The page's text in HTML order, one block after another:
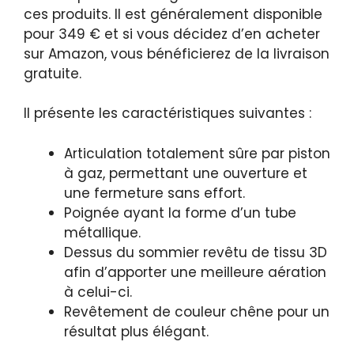
ces produits. Il est généralement disponible
pour 349 € et si vous décidez d’en acheter
sur Amazon, vous bénéficierez de la livraison
gratuite.
Il présente les caractéristiques suivantes :
Articulation totalement sûre par piston
à gaz, permettant une ouverture et
une fermeture sans effort.
Poignée ayant la forme d’un tube
métallique.
Dessus du sommier revêtu de tissu 3D
afin d’apporter une meilleure aération
à celui-ci.
Revêtement de couleur chêne pour un
résultat plus élégant.